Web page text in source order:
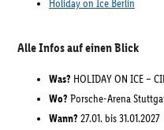
Holiday on Ice Berlin
Alle Infos auf einen Blick
Was? HOLIDAY ON ICE –
Wo? Porsche-Arena
Wann? 27.01. bis 31.01.2027